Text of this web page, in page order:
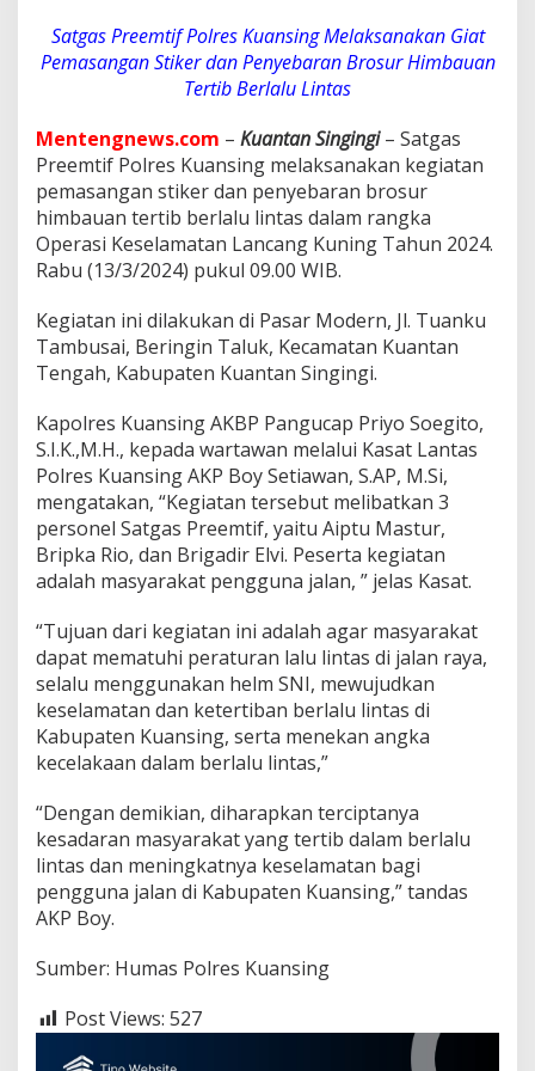
a
n
a
k
n
i
a
P
e
m
s
a
n
a
n
S
t
i
k
e
H
m
b
a
u
a
n
T
t
i
b
B
e
a
L
Satgas Preemtif Polres Kuansing Melaksanakan Giat
Pemasangan Stiker dan Penyebaran Brosur Himbauan
Tertib Berlalu Lintas
Mentengnews.com – Kuantan Singingi– Satgas
Preemtif Polres Kuansing melaksanakan kegiatan
pemasangan stiker dan penyebaran brosur
himbauan tertib berlalu lintas dalam rangka
Operasi Keselamatan Lancang Kuning Tahun 2024.
Rabu (13/3/2024) pukul 09.00 WIB.
Kegiatan ini dilakukan di Pasar Modern, Jl. Tuanku
Tambusai, Beringin Taluk, Kecamatan Kuantan
Tengah, Kabupaten Kuantan Singingi.
Kapolres Kuansing AKBP Pangucap Priyo Soegito,
S.I.K.,M.H., kepada wartawan melalui Kasat Lantas
Polres Kuansing AKP Boy Setiawan, S.AP, M.Si,
mengatakan, “Kegiatan tersebut melibatkan 3
personel Satgas Preemtif, yaitu Aiptu Mastur,
Bripka Rio, dan Brigadir Elvi. Peserta kegiatan
adalah masyarakat pengguna jalan, ” jelas Kasat.
“Tujuan dari kegiatan ini adalah agar masyarakat
dapat mematuhi peraturan lalu lintas di jalan raya,
selalu menggunakan helm SNI, mewujudkan
keselamatan dan ketertiban berlalu lintas di
Kabupaten Kuansing, serta menekan angka
kecelakaan dalam berlalu lintas,”
“Dengan demikian, diharapkan terciptanya
kesadaran masyarakat yang tertib dalam berlalu
lintas dan meningkatnya keselamatan bagi
pengguna jalan di Kabupaten Kuansing,” tandas
AKP Boy.
Sumber: Humas Polres Kuansing
Post Views: 527